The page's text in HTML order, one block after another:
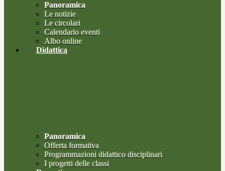
Panoramica
Le notizie
Le circolari
Calendario eventi
Albo online
Didattica
Panoramica
Offerta formativa
Programmazioni didattico disciplinari
I progetti delle classi